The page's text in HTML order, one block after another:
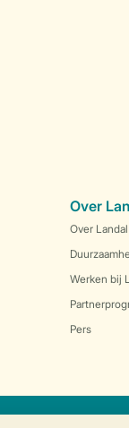
Over
Over Landal
Werken bij
Pers